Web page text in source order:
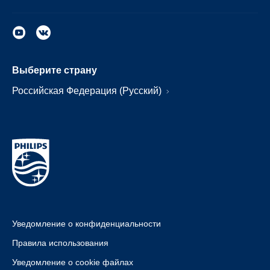
Выберите страну
Российская Федерация (Русский)
Уведомление о конфиденциальности
Правила использования
Уведомление о cookie файлах